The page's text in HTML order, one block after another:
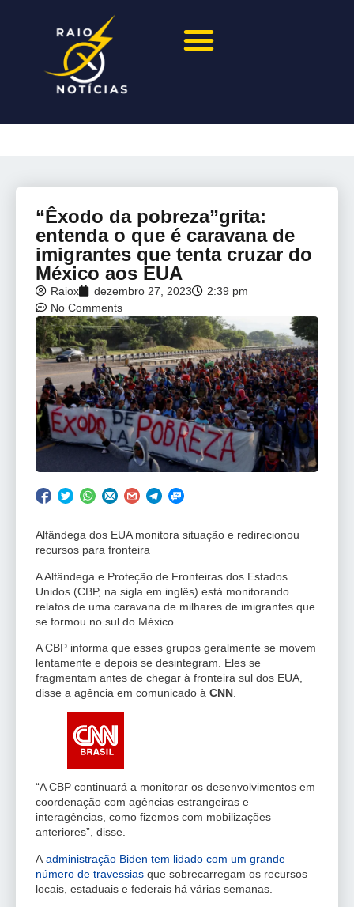
“Êxodo da pobreza”grita:
entenda o que é caravana de
imigrantes que tenta cruzar do
México aos EUA
Raiox dezembro 27, 2023
2:39 pm
No Comments
Alfândega dos EUA monitora situação e redirecionou
recursos para fronteira
A Alfândega e Proteção de Fronteiras dos Estados
Unidos (CBP, na sigla em inglês) está monitorando
relatos de uma caravana de milhares de imigrantes que
se formou no sul do México.
A CBP informa que esses grupos geralmente se movem
lentamente e depois se desintegram. Eles se
fragmentam antes de chegar à fronteira sul dos EUA,
disse a agência em comunicado à CNN
“A CBP continuará a monitorar os desenvolvimentos em
coordenação com agências estrangeiras e
interagências, como fizemos com mobilizações
anteriores”, disse.
A administração Biden tem lidado com um grande
número de travessias que sobrecarregam os recursos
locais, estaduais e federais há várias semanas.